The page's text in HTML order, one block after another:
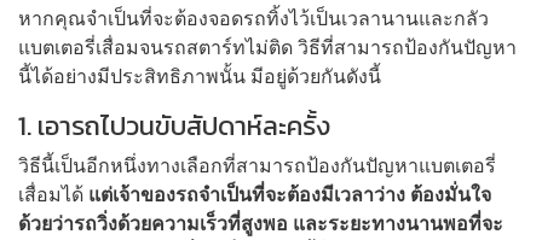
หากคุณจำเป็นที่จะต้องจอดรถทิ้งไว้เป็นเวลานานและกลัว
แบตเตอรี่เสื่อมจนรถสตาร์ทไม่ติด วิธีที่สามารถป้องกันปัญหา
นี้ได้อย่างมีประสิทธิภาพนั้น มีอยู่ด้วยกันดังนี้
1. เอารถไปวนขับสัปดาห์ละครั้ง
วิธีนี้เป็นอีกหนึ่งทางเลือกที่สามารถป้องกันปัญหาแบตเตอรี่
เสื่อมได้ แต่เจ้าของรถจำเป็นที่จะต้องมีเวลาว่าง ต้องมั่นใจ
ด้วยว่ารถวิ่งด้วยความเร็วที่สูงพอ และระยะทางนานพอที่จะ